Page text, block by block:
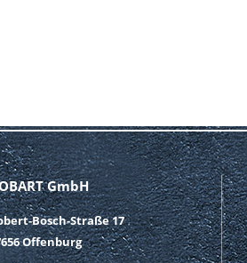
GmbH
Bosch-Straße 17
Offenburg